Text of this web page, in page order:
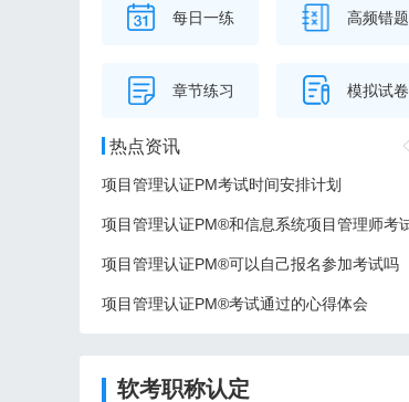
每日一练 高频错题
章节练习 模拟试卷
热点资讯
项目管理认证PM考试时间安排计划
项目管理认证PM®可以自己报名参加考试吗
项目管理认证PM®考试通过的心得体会
软考职称认定